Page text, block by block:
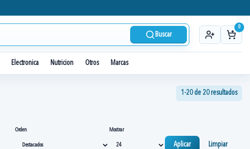
Buscar
0
Electronica Nutricion Otros Marcas
1-20 de 20 resultados
Orden Mostrar
Aplicar Limpiar